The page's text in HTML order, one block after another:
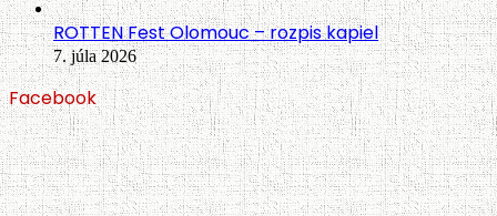
ROTTEN Fest Olomouc – rozpis kapiel
7. júla 2026
Facebook